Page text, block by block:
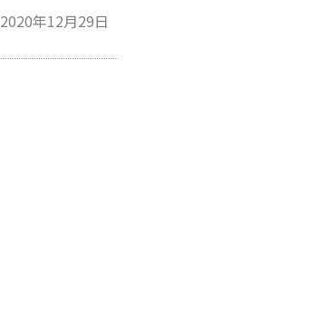
2020年12月29日